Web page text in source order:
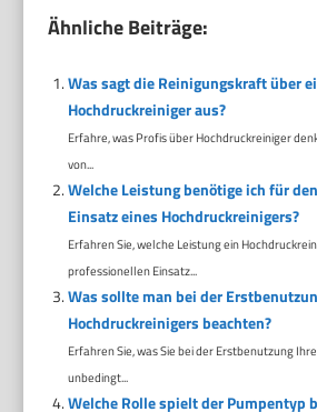
Ähnliche Beiträge:
Was sagt die Reinigungskraft über
Hochdruckreiniger aus?
Erfahre, was Profis über Hochdruckreiniger
von...
Welche Leistung benötige ich für
Einsatz eines Hochdruckreinigers?
Erfahren Sie, welche Leistung ein
professionellen Einsatz...
Was sollte man bei der
Hochdruckreinigers beachten?
Erfahren Sie, was Sie bei der Erstbenutzung
unbedingt...
Welche Rolle spielt der Pumpentyp